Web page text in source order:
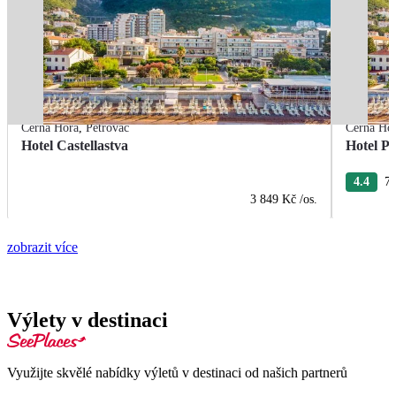
Černá Hora,Petrovac
Hotel Castellastva
3 849 Kč /os.
Černá
Hotel
4.4 7
zobrazit více
Výlety v destinaci
Využijte skvělé nabídky výletů v destinaci od našich partnerů